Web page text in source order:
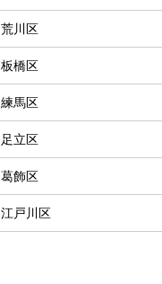
荒川区
板橋区
練馬区
足立区
葛飾区
江戸川区